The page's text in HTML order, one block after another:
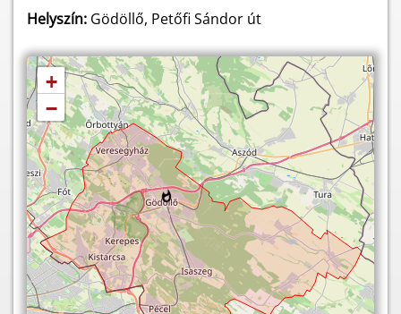
Helyszín: Gödöllő, Petőfi Sándor út
+
−